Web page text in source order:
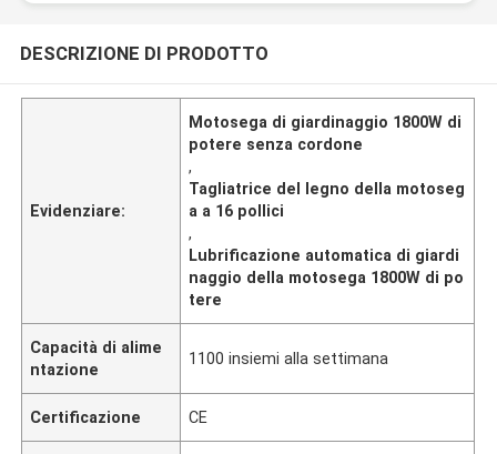
DESCRIZIONE DI PRODOTTO
Evidenziare:
Motosega di giardinaggio 1800W di
potere senza cordone
,
Tagliatrice del legno della motoseg
a a 16 pollici
,
Lubrificazione automatica di giardi
naggio della motosega 1800W di po
tere
Capacità di alime
ntazione
1100 insiemi alla settimana
Certificazione CE